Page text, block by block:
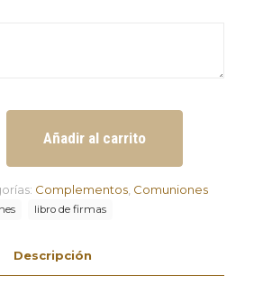
Añadir al carrito
Complementos Comuniones
libro de firmas
Descripción